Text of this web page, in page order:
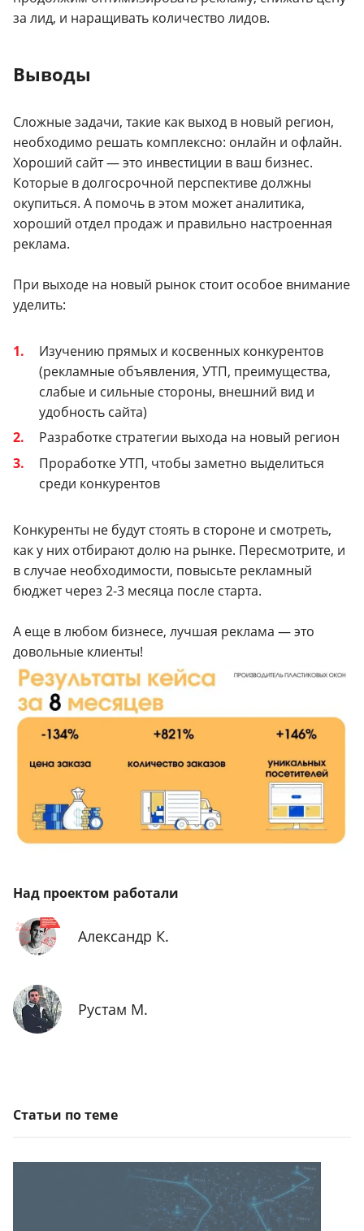
за лид, и наращивать количество лидов.
Выводы
Сложные задачи, такие как выход в новый регион,
необходимо решать комплексно: онлайн и офлайн.
Хороший сайт — это инвестиции в ваш бизнес.
Которые в долгосрочной перспективе должны
окупиться. А помочь в этом может аналитика,
хороший отдел продаж и правильно настроенная
реклама.
При выходе на новый рынок стоит особое внимание
уделить:
Изучению прямых и косвенных конкурентов
(рекламные объявления, УТП, преимущества,
слабые и сильные стороны, внешний вид и
удобность сайта)
Разработке стратегии выхода на новый регион
Проработке УТП, чтобы заметно выделиться
среди конкурентов
Конкуренты не будут стоять в стороне и смотреть,
как у них отбирают долю на рынке. Пересмотрите, и
в случае необходимости, повысьте рекламный
бюджет через 2-3 месяца после старта.
А еще в любом бизнесе, лучшая реклама — это
довольные клиенты!
Над проектом работали
Александр К.
Рустам М.
Статьи по теме